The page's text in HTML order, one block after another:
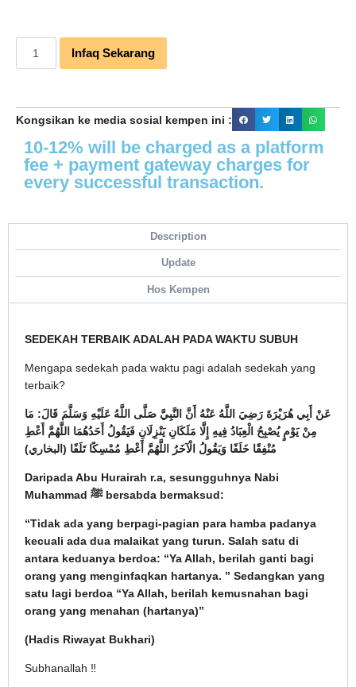
Infaq Sekarang
Kongsikan ke media sosial kempen ini :
10-12% will be charged as a platform
fee + payment gateway charges for
every successful transaction.
Description
Update
Hos Kempen
SEDEKAH TERBAIK ADALAH PADA WAKTU SUBUH
Mengapa sedekah pada waktu pagi adalah sedekah yang
terbaik?
عَنْ أَبِي هُرَيْرَةَ رَضِيَ اللَّهُ عَنْهُ أَنَّ النَّبِيَّ صَلَّى اللَّهُ عَلَيْهِ وَسَلَّمَ قَالَ: مَا
مِنْ يَوْمٍ يُصْبِحُ الْعِبَادُ فِيهِ إِلَّا مَلَكَانِ يَنْزِلَانِ فَيَقُولُ أَحَدُهُمَا اللَّهُمَّ أَعْطِ
مُنْفِقًا خَلَفًا وَيَقُولُ الْآخَرُ اللَّهُمَّ أَعْطِ مُمْسِكًا تَلَفًا (البخاري)
Daripada Abu Hurairah r.a, sesungguhnya Nabi
Muhammad ﷺ bersabda bermaksud:
“Tidak ada yang berpagi-pagian para hamba padanya
kecuali ada dua malaikat yang turun. Salah satu di
antara keduanya berdoa: “Ya Allah, berilah ganti bagi
orang yang menginfaqkan hartanya. ” Sedangkan yang
satu lagi berdoa “Ya Allah, berilah kemusnahan bagi
orang yang menahan (hartanya)”
(Hadis Riwayat Bukhari)
Subhanallah ‼️